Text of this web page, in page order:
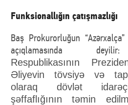
Funksionallığın çatışmazlığı
Baş Prokurorluğun
açıqlamasında
Respublikasının
Əliyevin tövsiyə və
olaraq dövlət
şəffaflığının təmin